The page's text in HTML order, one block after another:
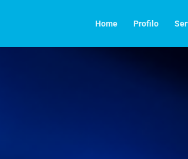
Home Profilo